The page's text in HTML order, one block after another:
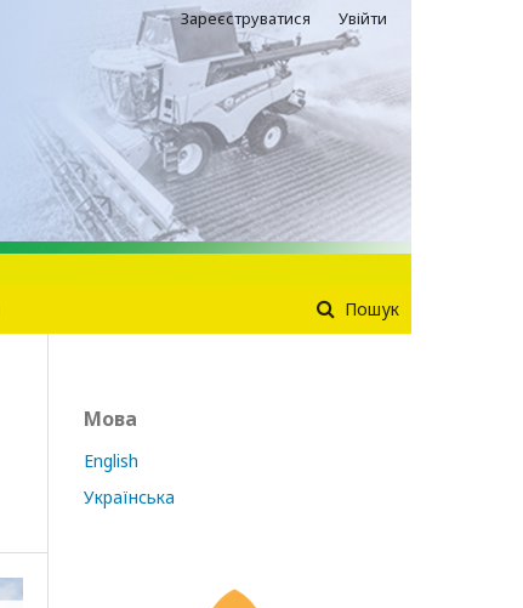
Пошук
Зареєструватися Увійти
Мова
English
Українська